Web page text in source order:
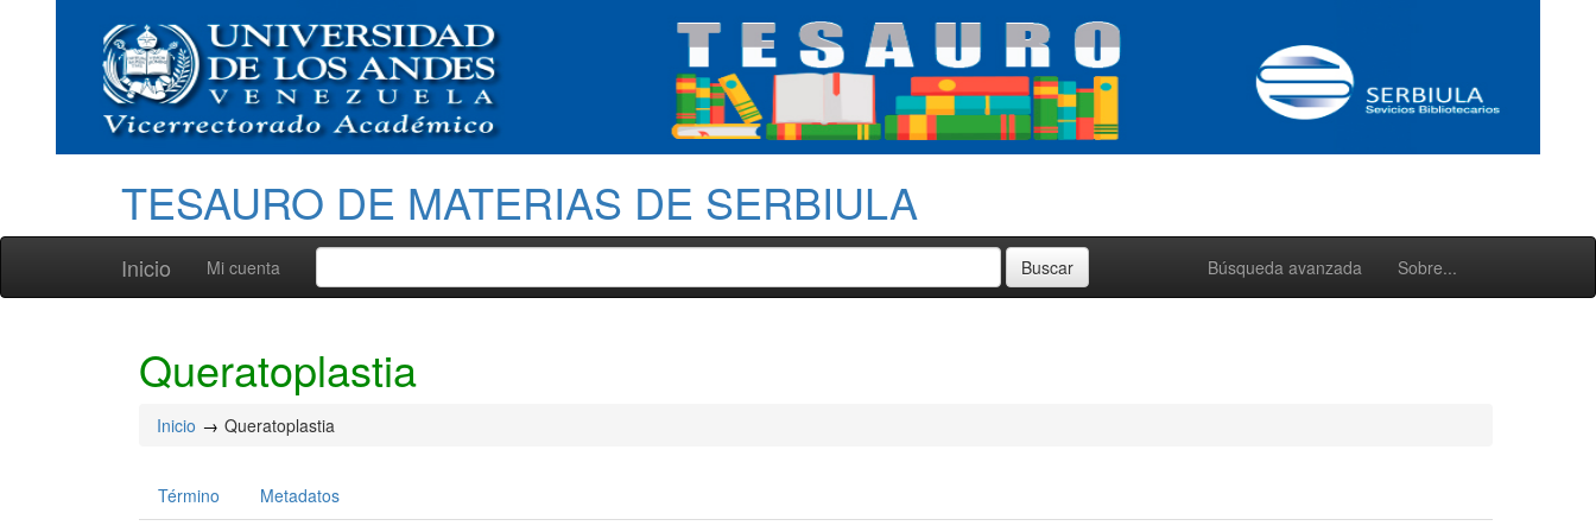
TESAURO DE MATERIAS DE SERBIULA
Inicio Búsqueda avanzada Sobre...
Mi cuenta
Queratoplastia
Inicio Queratoplastia
Término Metadatos